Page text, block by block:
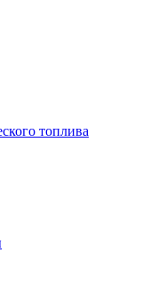
топлива